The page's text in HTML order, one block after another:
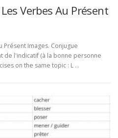
Verbes Au Présent
Présent Images. Conjugue
de l'indicatif (à la bonne personne
on the same topic : L …